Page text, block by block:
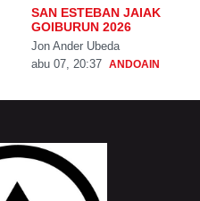
SAN ESTEBAN JAIAK
GOIBURUN 2026
Jon Ander Ubeda
abu 07, 20:37 ANDOAIN